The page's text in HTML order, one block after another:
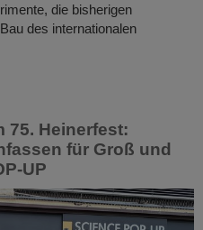
die bisherigen
des internationalen
75. Heinerfest:
für Groß und
UP